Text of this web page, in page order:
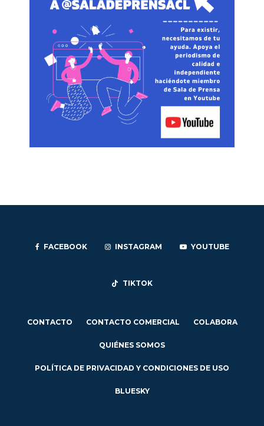
FACEBOOK INSTAGRAM YOUTUBE
TIKTOK
CONTACTO CONTACTO COMERCIAL COLABORA
QUIÉNES SOMOS
POLÍTICA DE PRIVACIDAD Y CONDICIONES DE USO
BLUESKY